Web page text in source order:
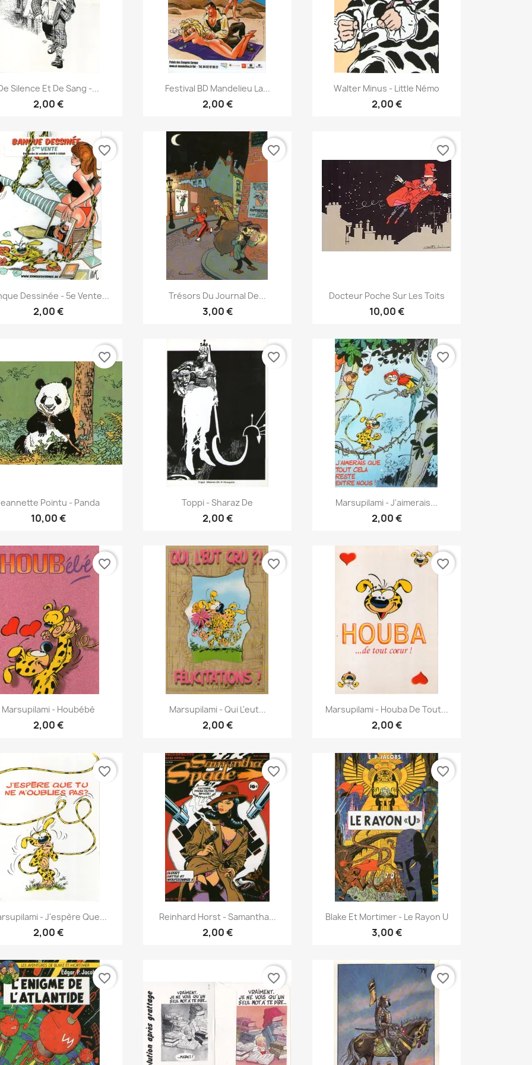
Γρήγορη προβολή
Silence Et De Sang -...
2,00 €
Γρήγορη προβολή
Festival BD Mandelieu La...
2,00 €
Γρήγορη προβολή
Walter Minus - Little Némo
2,00 €
Γρήγορη προβολή
Dessinée - 5e Vente...
2,00 €
favorite_border
Γρήγορη προβολή
Trésors Du Journal De...
3,00 €
favorite_border
Γρήγορη προβολή
Docteur Poche Sur Les Toits
10,00 €
favorite_border
Γρήγορη προβολή
Pointu - Panda
10,00 €
favorite_border
Γρήγορη προβολή
Toppi - Sharaz De
2,00 €
favorite_border
Γρήγορη προβολή
Marsupilami - J'aimerais...
2,00 €
favorite_border
Γρήγορη προβολή
Marsupilami - Houbébé
2,00 €
favorite_border
Γρήγορη προβολή
Marsupilami - Qui L'eut...
2,00 €
favorite_border
Γρήγορη προβολή
Marsupilami - Houba De Tout...
2,00 €
favorite_border
Γρήγορη προβολή
- J'espère Que...
2,00 €
favorite_border
Γρήγορη προβολή
Reinhard Horst - Samantha...
2,00 €
favorite_border
Γρήγορη προβολή
Blake Et Mortimer - Le Rayon U
3,00 €
favorite_border
favorite_border favorite_border favorite_border